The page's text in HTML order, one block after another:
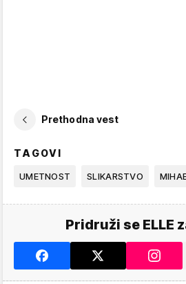
Prethodna vest
TAGOVI
UMETNOST SLIKARSTVO
Pridruži se ELLE